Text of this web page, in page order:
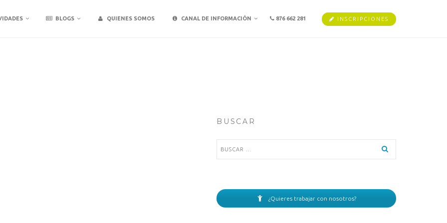
BLOGS QUIENES SOMOS CANAL DE INFORMACIÓN 876 662 281 INSCRIPCIONES
BUSCAR
¿Quieres trabajar con nosotros?